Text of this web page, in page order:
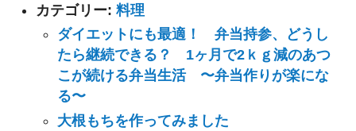
カテゴリー: 料理
ダイエットにも最適！ 弁当持参、どうし
たら継続できる？ 1ヶ月で2ｋｇ減のあつ
こが続ける弁当生活 〜弁当作りが楽にな
る〜
大根もちを作ってみました